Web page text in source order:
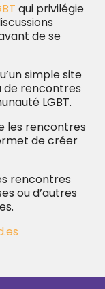
qui privilégie
de se
simple site
de rencontres
LGBT.
les rencontres
de créer
rencontres
ou d’autres